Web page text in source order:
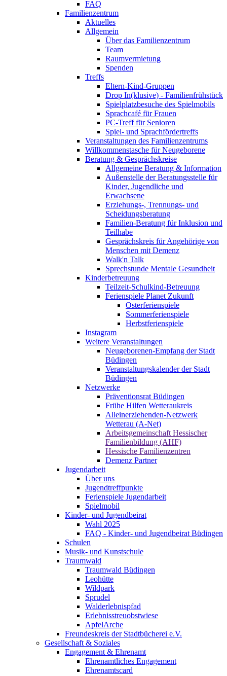
FAQ
Familienzentrum
Aktuelles
Allgemein
Über das Familienzentrum
Team
Raumvermietung
Spenden
Treffs
Eltern-Kind-Gruppen
Drop In(klusive) - Familienfrühstück
Spielplatzbesuche des Spielmobils
Sprachcafé für Frauen
PC-Treff für Senioren
Spiel- und Sprachfördertreffs
Veranstaltungen des Familienzentrums
Willkommenstasche für Neugeborene
Beratung & Gesprächskreise
Allgemeine Beratung & Information
Außenstelle der Beratungsstelle für
Kinder, Jugendliche und
Erwachsene
Erziehungs-, Trennungs- und
Scheidungsberatung
Familien-Beratung für Inklusion und
Teilhabe
Gesprächskreis für Angehörige von
Menschen mit Demenz
Walk'n Talk
Sprechstunde Mentale Gesundheit
Kinderbetreuung
Teilzeit-Schulkind-Betreuung
Ferienspiele Planet Zukunft
Osterferienspiele
Sommerferienspiele
Herbstferienspiele
Instagram
Weitere Veranstaltungen
Neugeborenen-Empfang der Stadt
Büdingen
Veranstaltungskalender der Stadt
Büdingen
Netzwerke
Präventionsrat Büdingen
Frühe Hilfen Wetteraukreis
Alleinerziehenden-Netzwerk
Wetterau (A-Net)
Arbeitsgemeinschaft Hessischer
Familienbildung (AHF)
Hessische Familienzentren
Demenz Partner
Jugendarbeit
Über uns
Jugendtreffpunkte
Ferienspiele Jugendarbeit
Spielmobil
Kinder- und Jugendbeirat
Wahl 2025
FAQ - Kinder- und Jugendbeirat Büdingen
Schulen
Musik- und Kunstschule
Traumwald
Traumwald Büdingen
Leohütte
Wildpark
Sprudel
Walderlebnispfad
Erlebnisstreuobstwiese
ApfelArche
Freundeskreis der Stadtbücherei e.V.
Gesellschaft & Soziales
Engagement & Ehrenamt
Ehrenamtliches Engagement
Ehrenamtscard